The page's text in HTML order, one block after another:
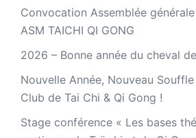
Convocation Assemblée
ASM TAICHI QI GONG
2026 – Bonne année du cheval
Nouvelle Année, Nouveau
Club de Tai Chi & Qi Gong !
Stage conférence « Les bases